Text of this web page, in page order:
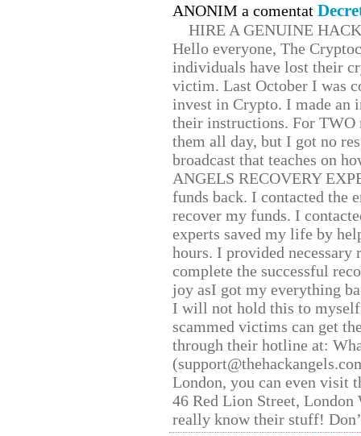
ANONIM a comentat
HIRE A GENUINE
Hello everyone, The
individuals have lost their
victim. Last October I was
invest in Crypto. I made
their instructions. For TWO
them all day, but I got no
broadcast that teaches on
ANGELS RECOVERY
funds back. I contacted the
recover my funds. I
experts saved my life by
hours. I provided
complete the successful
joy asI got my everything
I will not hold this to
scammed victims can get
through their hotline at:
London, you can even visit
46 Red Lion Street, London
really know their stuff!